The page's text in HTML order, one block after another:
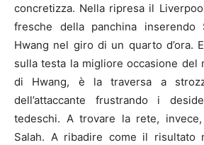
concretizza. Nella ripresa il
fresche della panchina inserendo
Hwang nel giro di un quarto d’ora.
sulla testa la migliore occasione del
di Hwang, è la traversa a
dell’attaccante frustrando i
tedeschi. A trovare la rete,
Salah. A ribadire come il